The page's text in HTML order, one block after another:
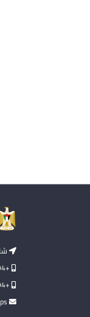
+9728-2847894
+9728-2847894